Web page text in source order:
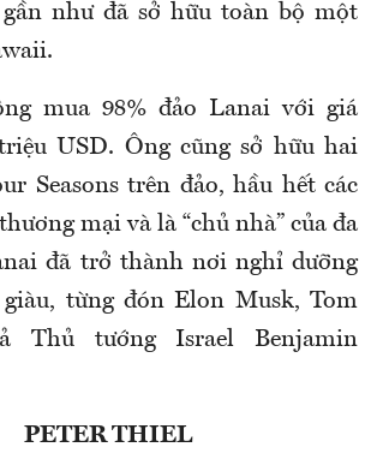
như đã sở hữu toàn bộ một
mua 98% đảo Lanai với giá
USD. Ông cũng sở hữu hai
Seasons trên đảo, hầu hết các
mại và là “chủ nhà” của đa
đã trở thành nơi nghỉ dưỡng
từng đón Elon Musk, Tom
Thủ tướng Israel Benjamin
PETER THIEL